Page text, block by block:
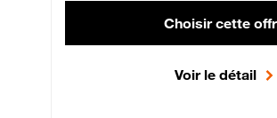
Choisir cette
Voir le détail